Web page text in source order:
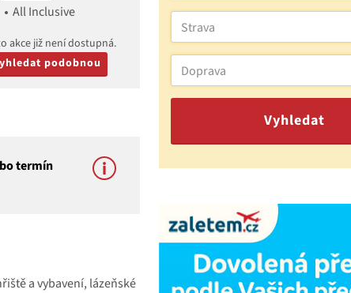
All Inclusive
akce již není dostupná.
podobnou
termín
a vybavení, lázeňské
Strava
Doprava
Vyhledat